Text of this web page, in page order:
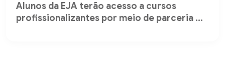
Alunos da EJA terão acesso a cursos
profissionalizantes por meio de parceria ...